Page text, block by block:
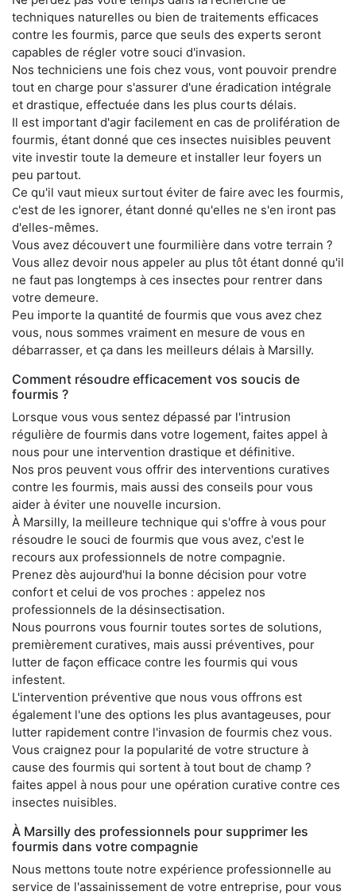
techniques naturelles ou bien de traitements efficaces
contre les fourmis, parce que seuls des experts seront
capables de régler votre souci d'invasion.
Nos techniciens une fois chez vous, vont pouvoir prendre
tout en charge pour s'assurer d'une éradication intégrale
et drastique, effectuée dans les plus courts délais.
Il est important d'agir facilement en cas de prolifération de
fourmis, étant donné que ces insectes nuisibles peuvent
vite investir toute la demeure et installer leur foyers un
peu partout.
Ce qu'il vaut mieux surtout éviter de faire avec les fourmis,
c'est de les ignorer, étant donné qu'elles ne s'en iront pas
d'elles-mêmes.
Vous avez découvert une fourmilière dans votre terrain ?
Vous allez devoir nous appeler au plus tôt étant donné qu'il
ne faut pas longtemps à ces insectes pour rentrer dans
votre demeure.
Peu importe la quantité de fourmis que vous avez chez
vous, nous sommes vraiment en mesure de vous en
débarrasser, et ça dans les meilleurs délais à Marsilly.
Comment résoudre efficacement vos soucis de
fourmis ?
Lorsque vous vous sentez dépassé par l'intrusion
régulière de fourmis dans votre logement, faites appel à
nous pour une intervention drastique et définitive.
Nos pros peuvent vous offrir des interventions curatives
contre les fourmis, mais aussi des conseils pour vous
aider à éviter une nouvelle incursion.
À Marsilly, la meilleure technique qui s'offre à vous pour
résoudre le souci de fourmis que vous avez, c'est le
recours aux professionnels de notre compagnie.
Prenez dès aujourd'hui la bonne décision pour votre
confort et celui de vos proches : appelez nos
professionnels de la désinsectisation.
Nous pourrons vous fournir toutes sortes de solutions,
premièrement curatives, mais aussi préventives, pour
lutter de façon efficace contre les fourmis qui vous
infestent.
L'intervention préventive que nous vous offrons est
également l'une des options les plus avantageuses, pour
lutter rapidement contre l'invasion de fourmis chez vous.
Vous craignez pour la popularité de votre structure à
cause des fourmis qui sortent à tout bout de champ ?
faites appel à nous pour une opération curative contre ces
insectes nuisibles.
À Marsilly des professionnels pour supprimer les
fourmis dans votre compagnie
Nous mettons toute notre expérience professionnelle au
service de l'assainissement de votre entreprise, pour vous